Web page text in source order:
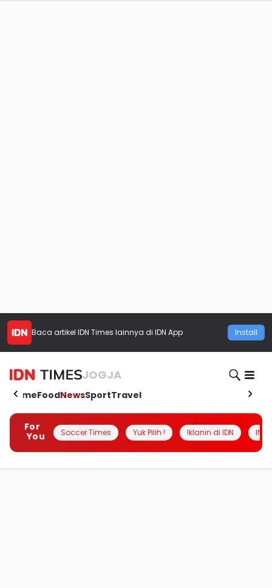
Baca artikel IDN Times lainnya di IDN App Install
JOGJA
HomeFoodNewsSportTravel
For
You
Soccer Times Yuk Pilih ! Iklanin di IDN